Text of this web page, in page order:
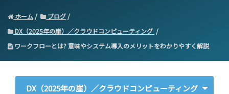
ホーム
ブログ
DX（2025年の崖）／クラウドコンピューティング
ワークフローとは? 意味やシステム導入のメリットをわかりやすく解説
DX（2025年の崖）／クラウドコンピューティング